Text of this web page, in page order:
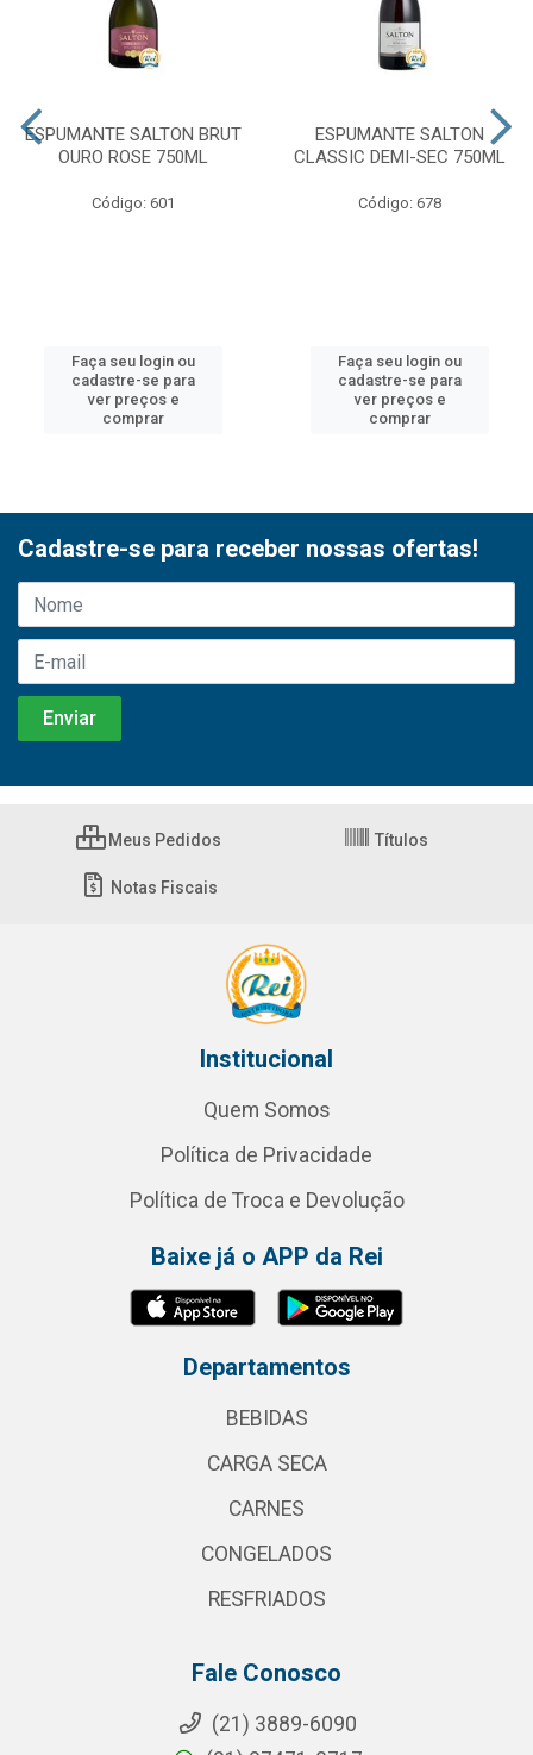
ESPUMANTE SALTON BRUT
OURO ROSE 750ML
Código: 601
Faça seu login ou
cadastre-se para
ver preços e
comprar
ESPUMANTE SALTON
CLASSIC DEMI-SEC 750ML
Código: 678
Faça seu login ou
cadastre-se para
ver preços e
comprar
Cadastre-se para receber nossas ofertas!
Meus Pedidos Títulos
Notas Fiscais
Institucional
Quem Somos
Política de Privacidade
Política de Troca e Devolução
Baixe já o APP da Rei
Departamentos
BEBIDAS
CARGA SECA
CARNES
CONGELADOS
RESFRIADOS
Fale Conosco
(21) 3889-6090